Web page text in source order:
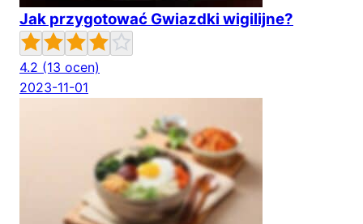
Jak przygotować Gwiazdki wigilijne?
4.2 (13 ocen)
2023-11-01